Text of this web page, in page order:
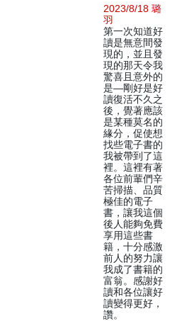
2023/8/18 璐
羽
第一次知道好
讀是無意間發
現的，並且發
現的那天令我
驚喜且意外的
是—剛好是好
讀復活不久之
後，覺著應該
是某種莫名的
緣分，促使想
找些電子書的
我被帶到了這
裡。這裡有著
各位前輩們辛
苦掃描、品質
極佳的電子
書，讓我這個
後人能夠免費
享用這些書
籍，十分感激
前人的努力讓
我成了書籍的
富翁。感謝好
讀和各位讓好
讀變得更好，
讚。